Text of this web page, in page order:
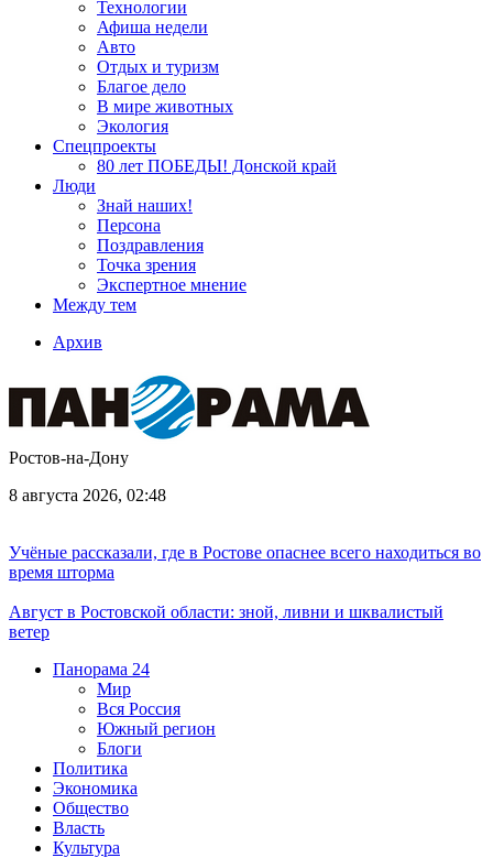
Технологии
Афиша недели
Авто
Отдых и туризм
Благое дело
В мире животных
Экология
Спецпроекты
80 лет ПОБЕДЫ! Донской край
Люди
Знай наших!
Персона
Поздравления
Точка зрения
Экспертное мнение
Между тем
Архив
Ростов-на-Дону
8 августа 2026, 02:48
Учёные рассказали, где в Ростове опаснее всего находиться во
время шторма
Август в Ростовской области: зной, ливни и шквалистый
ветер
Панорама 24
Мир
Вся Россия
Южный регион
Блоги
Политика
Экономика
Общество
Власть
Культура